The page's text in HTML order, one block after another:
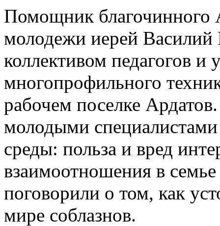
Помощник благочинного
молодежи иерей
коллективом педагогов
многопрофильного
рабочем поселке
молодыми
среды: польза и вред
взаимоотношения в
поговорили о том, как
мире соблазнов.